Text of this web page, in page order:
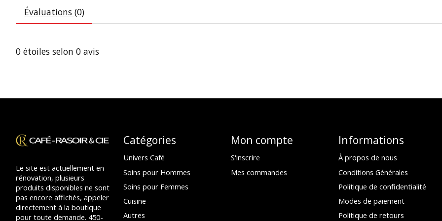
Évaluations (0)
0 étoiles selon 0 avis
Le site est actuellement en
rénovation, plusieurs
produits disponibles ne sont
pas encore affichés, appeler
directement à la boutique
pour toute demande. 450-
Catégories
Univers Café
Soins pour Hommes
Soins pour Femmes
Cuisine
Autres
Mon compte
S'inscrire
Mes commandes
Informations
À propos de nous
Conditions Générales
Politique de confidentialité
Modes de paiement
Politique de retours